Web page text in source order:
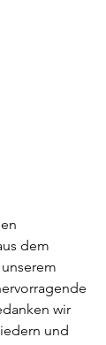
dem
wir
und